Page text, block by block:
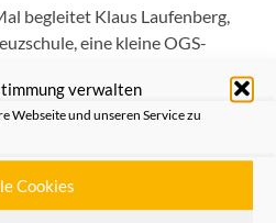
verwalten
Webseite und unseren Service zu
Cookies
begleitet Klaus Laufenberg,
eine kleine OGS-
Kreuzschule war wieder
mittelalterlichen